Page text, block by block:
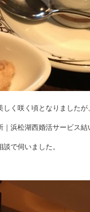
く咲く頃となりましたが
浜松湖西婚活サービス
で伺いました。